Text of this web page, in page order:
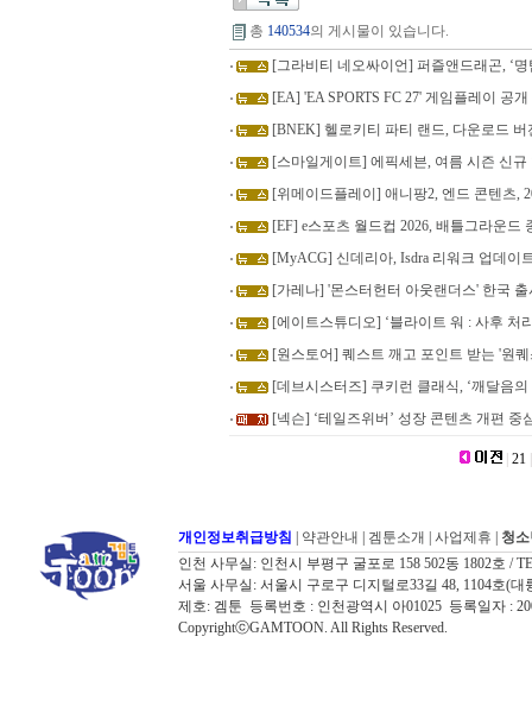
총 140534의 게시물이 있습니다.
[그라비티 네오싸이언] 퍼즐앤드래곤, ‘
[EA] 'EA SPORTS FC 27' 게임플레이 공개
[BNEK] 헬로키티 파티 랜드, 다운로드 버
[스마일게이트] 에픽세븐, 여름 시즌 신규
[위메이드플레이] 애니팡2, 엔드 콘텐츠,
[EF] e스포츠 월드컵 2026, 배틀그라운드
[MyACG] 신데리아, Isdra 리워크 업데이
[가레나] '몬스터헌터 아웃랜더스' 한국 출
[에이트스튜디오] ‘블라이트 워 : 사후 처
[원스토어] 퀘스트 깨고 포인트 받는 '원
[데브시스터즈] 쿠키런 클래식, ‘깨달음
[넥슨] ‘테일즈위버’ 성장 콘텐츠 개편 중
21
개인정보취급방침 약관안내 겜툰소개 사업제휴
청
인천 사무실: 인천시 부평구 굴포로 158 502동 1802호 /
서울 사무실: 서울시 구로구 디지털로33길 48, 1104호(대
제호: 겜툰 등록번호 : 인천광역시 아01025 등록일자 :
CopyrightⓒGAMTOON. All Rights Reserved.